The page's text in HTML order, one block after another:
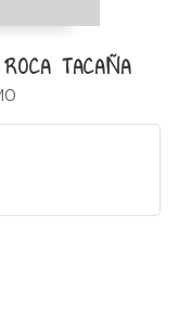
TACAÑA